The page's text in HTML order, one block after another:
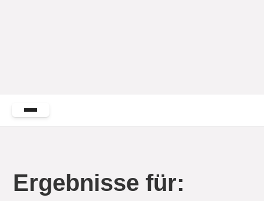
Ergebnisse für: